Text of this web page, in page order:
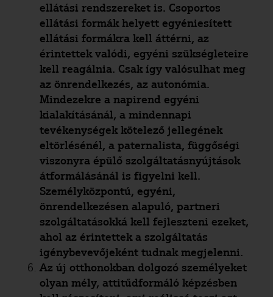
ellátási rendszereket is. Csoportos
ellátási formák helyett egyéniesített
ellátási formákra kell áttérni, az
érintettek valódi, egyéni szükségleteire
kell reagálnia. Csak így valósulhat meg
az önrendelkezés, az autonómia.
Mindezekre a napirend egyéni
kialakításánál, a mindennapi
tevékenységek kötelező jellegének
eltörlésénél, a paternalista, függőségi
viszonyra épülő szolgáltatásnyújtások
átformálásánál is figyelni kell.
Személyközpontú, egyéni,
önrendelkezésen alapuló, partneri
szolgáltatásokká kell fejleszteni ezeket,
ahol az érintettek a szolgáltatás
igénybevevőjeként tudnak megjelenni.
Az új otthonokban dolgozó személyeket
olyan mély, attitűdformáló képzésben